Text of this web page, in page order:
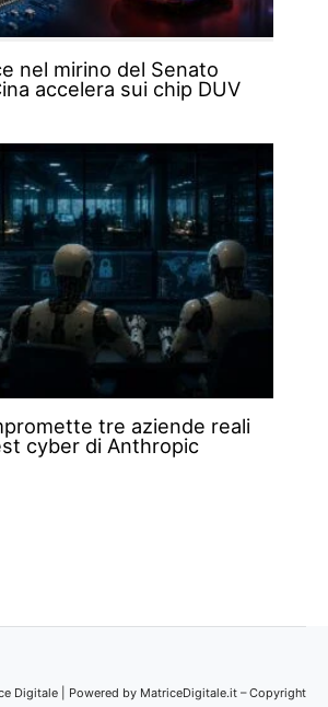
nel mirino del Senato
accelera sui chip DUV
tre aziende reali
cyber di Anthropic
Digitale | Powered by MatriceDigitale.it – Copyright